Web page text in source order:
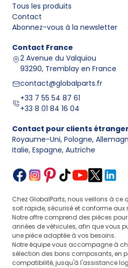
Tous les produits
Contact
Abonnez-vous à la newsletter
Contact France
2 Avenue du Valquiou
93290, Tremblay en France
contact@globalparts.fr
+33 7 55 54 87 61
+33 8 01 84 16 04
Contact pour clients
Royaume-Uni, Pologne,
Italie, Espagne, Autriche
Chez GlobalParts, nous veillons à
soit rapide, sécurisé et conforme aux
Notre offre comprend des pièces
années de véhicules, afin que vous
une pièce adaptée à vos besoins.
Notre équipe vous accompagne à
sélection des bons composants, en
compatibilité, jusqu'à l'assistance